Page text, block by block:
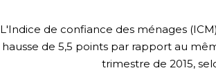
L'Indice de confiance des ménages
hausse de 5,5 points par rapport au
trimestre de 2015,